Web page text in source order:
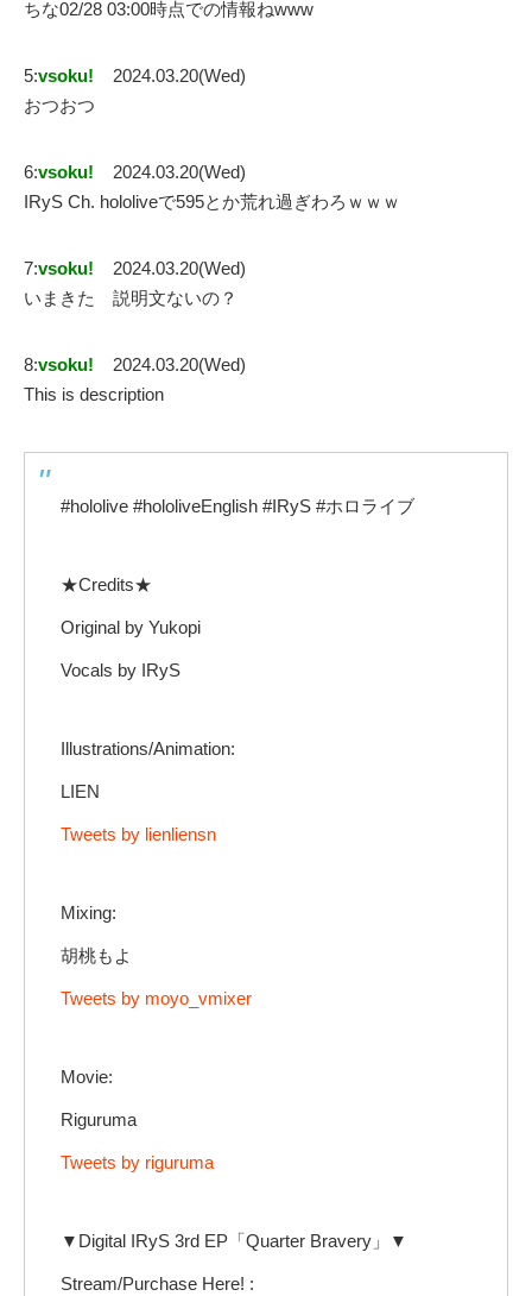
ちな02/28 03:00時点での情報ねwww
5:vsoku!
2024.03.20(Wed)
おつおつ
6:vsoku!
2024.03.20(Wed)
IRyS Ch. hololiveで595とか荒れ過ぎわろｗｗｗ
7:vsoku!
2024.03.20(Wed)
いまきた 説明文ないの？
8:vsoku!
2024.03.20(Wed)
This is description
#hololive #hololiveEnglish #IRyS #ホロライブ
★Credits★
Original by Yukopi
Vocals by IRyS
Illustrations/Animation:
LIEN
Tweets by lienliensn
Mixing:
胡桃もよ
Tweets by moyo_vmixer
Movie:
Riguruma
Tweets by riguruma
▼Digital IRyS 3rd EP「Quarter Bravery」▼
Stream/Purchase Here! :